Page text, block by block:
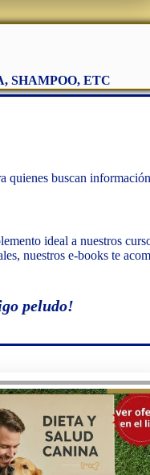
SHAMPOO, ETC
quienes buscan
ideal a nuestros
nuestros e-books te
peludo!